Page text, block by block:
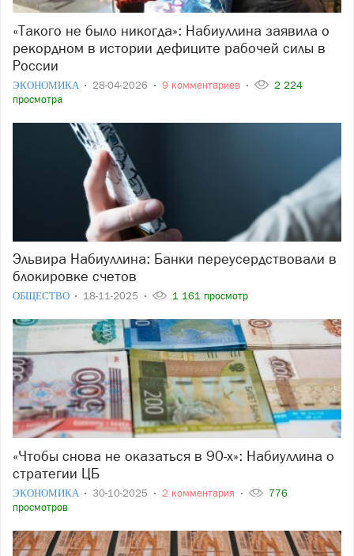
«Такого не было никогда»: Набиуллина заявила о
рекордном в истории дефиците рабочей силы в
России
ЭКОНОМИКА 28-04-2026 9 комментариев
2 224
просмотра
Эльвира Набиуллина: Банки переусердствовали в
блокировке счетов
ОБЩЕСТВО 18-11-2025 1 161 просмотр
«Чтобы снова не оказаться в 90-х»: Набиуллина о
стратегии ЦБ
ЭКОНОМИКА 30-10-2025 2 комментария
776
просмотров